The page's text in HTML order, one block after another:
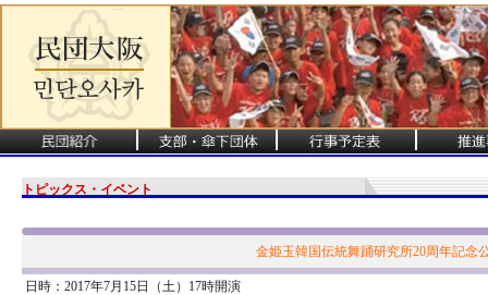
トピックス・イベント
金姫玉韓国伝統舞踊研究所20周年記念
日時：2017年7月15日（土）17時開演